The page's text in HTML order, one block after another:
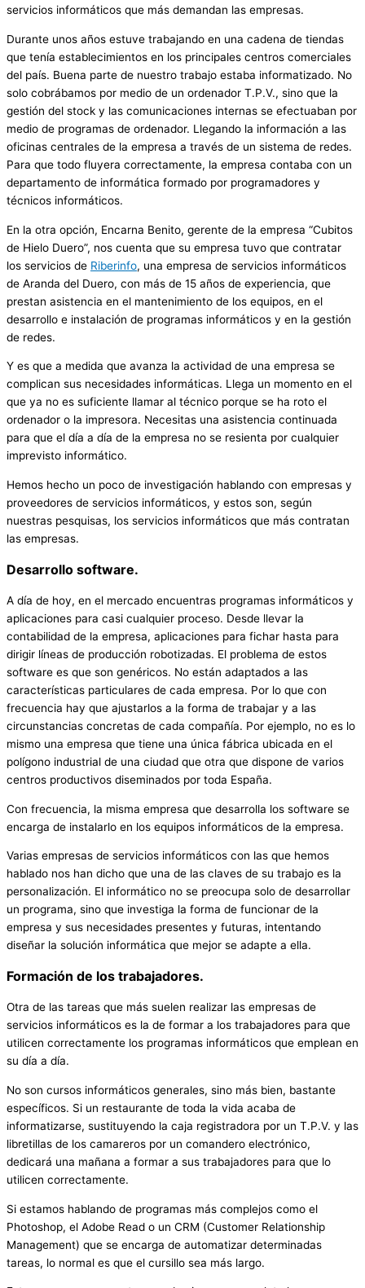
servicios informáticos que más demandan las empresas.
Durante unos años estuve trabajando en una cadena de tiendas
que tenía establecimientos en los principales centros comerciales
del país. Buena parte de nuestro trabajo estaba informatizado. No
solo cobrábamos por medio de un ordenador T.P.V., sino que la
gestión del stock y las comunicaciones internas se efectuaban por
medio de programas de ordenador. Llegando la información a las
oficinas centrales de la empresa a través de un sistema de redes.
Para que todo fluyera correctamente, la empresa contaba con un
departamento de informática formado por programadores y
técnicos informáticos.
En la otra opción, Encarna Benito, gerente de la empresa “Cubitos
de Hielo Duero”, nos cuenta que su empresa tuvo que contratar
los servicios de Riberinfo, una empresa de servicios informáticos
de Aranda del Duero, con más de 15 años de experiencia, que
prestan asistencia en el mantenimiento de los equipos, en el
desarrollo e instalación de programas informáticos y en la gestión
de redes.
Y es que a medida que avanza la actividad de una empresa se
complican sus necesidades informáticas. Llega un momento en el
que ya no es suficiente llamar al técnico porque se ha roto el
ordenador o la impresora. Necesitas una asistencia continuada
para que el día a día de la empresa no se resienta por cualquier
imprevisto informático.
Hemos hecho un poco de investigación hablando con empresas y
proveedores de servicios informáticos, y estos son, según
nuestras pesquisas, los servicios informáticos que más contratan
las empresas.
Desarrollo software.
A día de hoy, en el mercado encuentras programas informáticos y
aplicaciones para casi cualquier proceso. Desde llevar la
contabilidad de la empresa, aplicaciones para fichar hasta para
dirigir líneas de producción robotizadas. El problema de estos
software es que son genéricos. No están adaptados a las
características particulares de cada empresa. Por lo que con
frecuencia hay que ajustarlos a la forma de trabajar y a las
circunstancias concretas de cada compañía. Por ejemplo, no es lo
mismo una empresa que tiene una única fábrica ubicada en el
polígono industrial de una ciudad que otra que dispone de varios
centros productivos diseminados por toda España.
Con frecuencia, la misma empresa que desarrolla los software se
encarga de instalarlo en los equipos informáticos de la empresa.
Varias empresas de servicios informáticos con las que hemos
hablado nos han dicho que una de las claves de su trabajo es la
personalización. El informático no se preocupa solo de desarrollar
un programa, sino que investiga la forma de funcionar de la
empresa y sus necesidades presentes y futuras, intentando
diseñar la solución informática que mejor se adapte a ella.
Formación de los trabajadores.
Otra de las tareas que más suelen realizar las empresas de
servicios informáticos es la de formar a los trabajadores para que
utilicen correctamente los programas informáticos que emplean en
su día a día.
No son cursos informáticos generales, sino más bien, bastante
específicos. Si un restaurante de toda la vida acaba de
informatizarse, sustituyendo la caja registradora por un T.P.V. y las
libretillas de los camareros por un comandero electrónico,
dedicará una mañana a formar a sus trabajadores para que lo
utilicen correctamente.
Si estamos hablando de programas más complejos como el
Photoshop, el Adobe Read o un CRM (Customer Relationship
Management) que se encarga de automatizar determinadas
tareas, lo normal es que el cursillo sea más largo.